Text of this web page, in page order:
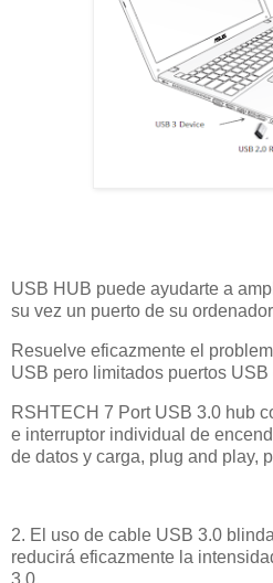
USB HUB puede ayudarte a
su vez un puerto de su
Resuelve eficazmente el
USB pero limitados puertos USB
RSHTECH 7 Port USB 3.0 hub
e interruptor individual de
de datos y carga, plug and play,
2. El uso de cable USB 3.0
reducirá eficazmente la